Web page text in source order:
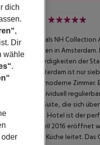
bekannt als NH
ein Wahrzeichen in
Sehenswürdigkeiten der
Amsterdam ist nur
moderne Zimmer.
über eine individuell
die Royal Suite, die sich
serviert. Das Hotel ist der
das im April 2016 eröffnet
Boerma die Küche leitet.
dich
,
Dir
wähle
.